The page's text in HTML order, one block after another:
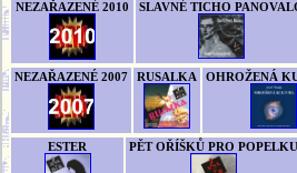
NEZAŘAZENÉ 2010 SLAVNÉ TICHO
NEZAŘAZENÉ 2007 RUSALKA OHROŽENÁ
ESTER PĚT OŘÍŠKŮ PRO POPELKU